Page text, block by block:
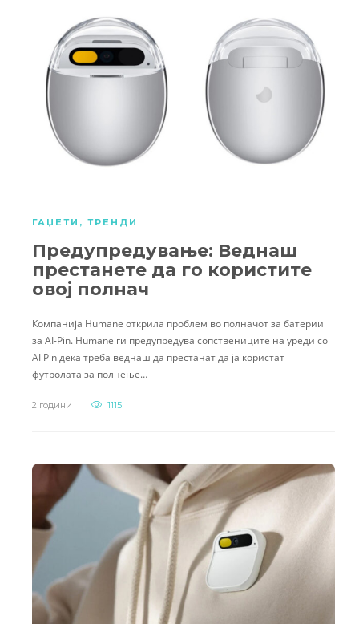
ГАЏЕТИ , ТРЕНДИ
Предупредување: Веднаш
престанете да го користите
овој полнач
Компанија Humane открила проблем во полначот за батерии
за AI-Pin. Humane ги предупредува сопствениците на уреди со
AI Pin дека треба веднаш да престанат да ја користат
футролата за полнење…
2 години 1115